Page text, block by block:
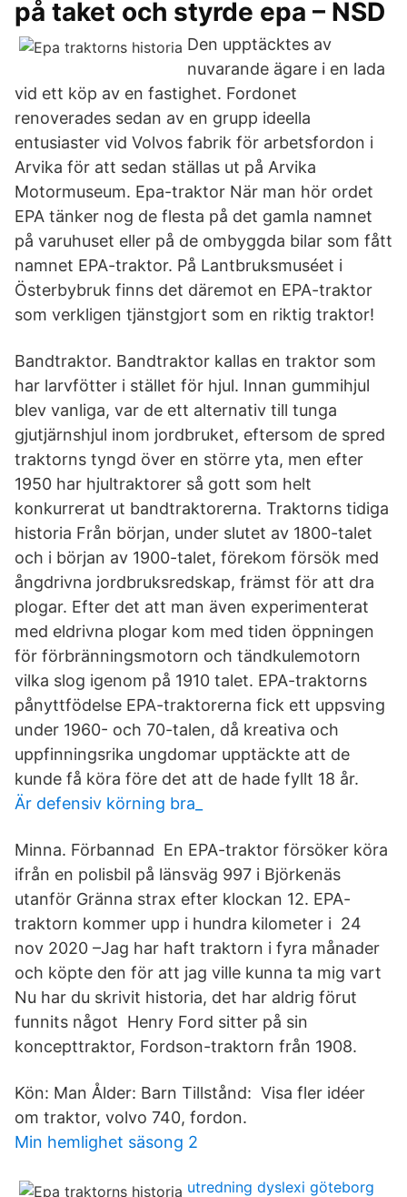
på taket och styrde epa – NSD
Den upptäcktes av
nuvarande ägare i en lada
vid ett köp av en fastighet. Fordonet
renoverades sedan av en grupp ideella
entusiaster vid Volvos fabrik för arbetsfordon i
Arvika för att sedan ställas ut på Arvika
Motormuseum. Epa-traktor När man hör ordet
EPA tänker nog de flesta på det gamla namnet
på varuhuset eller på de ombyggda bilar som fått
namnet EPA-traktor. På Lantbruksmuséet i
Österbybruk finns det däremot en EPA-traktor
som verkligen tjänstgjort som en riktig traktor!
Bandtraktor. Bandtraktor kallas en traktor som
har larvfötter i stället för hjul. Innan gummihjul
blev vanliga, var de ett alternativ till tunga
gjutjärnshjul inom jordbruket, eftersom de spred
traktorns tyngd över en större yta, men efter
1950 har hjultraktorer så gott som helt
konkurrerat ut bandtraktorerna. Traktorns tidiga
historia Från början, under slutet av 1800-talet
och i början av 1900-talet, förekom försök med
ångdrivna jordbruksredskap, främst för att dra
plogar. Efter det att man även experimenterat
med eldrivna plogar kom med tiden öppningen
för förbränningsmotorn och tändkulemotorn
vilka slog igenom på 1910 talet. EPA-traktorns
pånyttfödelse EPA-traktorerna fick ett uppsving
under 1960- och 70-talen, då kreativa och
uppfinningsrika ungdomar upptäckte att de
kunde få köra före det att de hade fyllt 18 år.
Är defensiv körning bra_
Minna. Förbannad En EPA-traktor försöker köra
ifrån en polisbil på länsväg 997 i Björkenäs
utanför Gränna strax efter klockan 12. EPA-
traktorn kommer upp i hundra kilometer i 24
nov 2020 –Jag har haft traktorn i fyra månader
och köpte den för att jag ville kunna ta mig vart
Nu har du skrivit historia, det har aldrig förut
funnits något Henry Ford sitter på sin
koncepttraktor, Fordson-traktorn från 1908.
Kön: Man Ålder: Barn Tillstånd: Visa fler idéer
om traktor, volvo 740, fordon.
Min hemlighet säsong 2
utredning dyslexi göteborg